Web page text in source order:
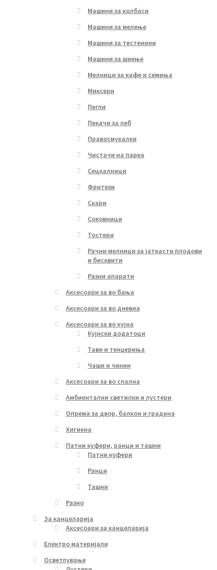
Машини за колбаси
Машини за мелење
Машини за тестенини
Машини за шиење
Мелници за кафе и семиња
Миксери
Пегли
Пекачи за леб
Правосмукалки
Чистачи на пареа
Сецкалници
Фритези
Скари
Соковници
Тостери
Рачни мелници за јаткасти плодови
и бисквити
Разни апарати
Аксесоари за во бања
Аксесоари за во дневна
Аксесоари за во кујна
Кујнски додатоци
Тави и тенџериња
Чаши и чинии
Аксесоари за во спална
Амбиентални светилки и лустери
Опрема за двор, балкон и градина
Хигиена
Патни куфери, ранци и ташни
Патни куфери
Ранци
Ташни
Разно
За канцеларија
Аксесоари за канцеларија
Електро материјали
Осветлување